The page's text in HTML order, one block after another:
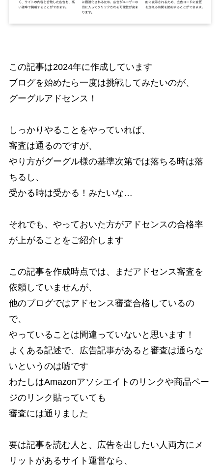
この記事は2024年に作成しています
ブログを始めたら一度は挑戦してみたいのが、
グーグルアドセンス！
しっかりやることをやっていれば、
審査は通るのですが、
やり方がグーグル様の基準次第では落ちる時は落
ちるし、
受かる時は受かる！みたいな…
それでも、やっておいた方がアドセンスの合格率
が上がることをご紹介します
この記事を作成時点では、まだアドセンス審査を
依頼していませんが、
他のブログではアドセンス審査合格しているの
で、
やっていることは間違っていないと思います！
よくある記述で、広告記事があると審査は通らな
いというのは嘘です
わたしはAmazonアソシエイトのリンクや商品ペー
ジのリンク貼っていても
審査には通りました
要は記事を読む人と、広告を出したい人両方にメ
リットがあるサイト運営なら、